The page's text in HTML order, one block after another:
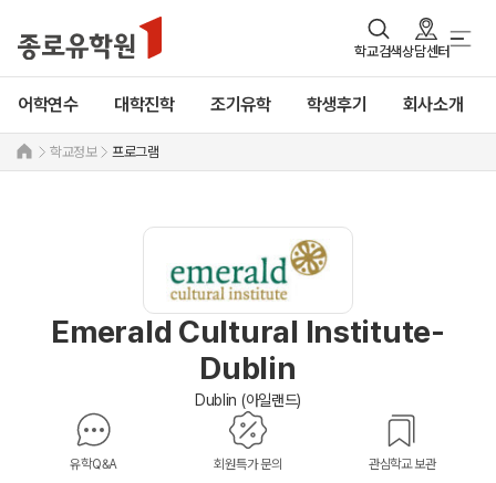
학교검색상담센터
어학연수 대학진학 조기유학 학생후기 회사소개
학교정보 프로그램
Emerald Cultural Institute-
Dublin
Dublin (아일랜드)
유학Q&A 회원특가 문의 관심학교 보관